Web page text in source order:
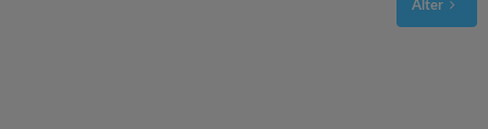
Älter